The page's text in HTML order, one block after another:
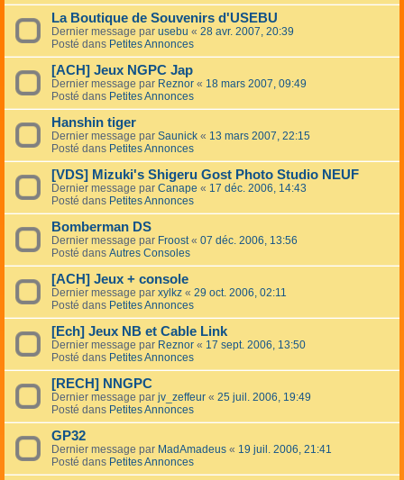
La Boutique de Souvenirs d'USEBU
Dernier message par usebu « 28 avr. 2007, 20:39
Posté dans Petites Annonces
[ACH] Jeux NGPC Jap
Dernier message par Reznor « 18 mars 2007, 09:49
Posté dans Petites Annonces
Hanshin tiger
Dernier message par Saunick « 13 mars 2007, 22:15
Posté dans Petites Annonces
[VDS] Mizuki's Shigeru Gost Photo Studio NEUF
Dernier message par Canape « 17 déc. 2006, 14:43
Posté dans Petites Annonces
Bomberman DS
Dernier message par Froost« 07 déc. 2006, 13:56
Posté dans Autres Consoles
[ACH] Jeux + console
Dernier message par xylkz « 29 oct. 2006, 02:11
Posté dans Petites Annonces
[Ech] Jeux NB et Cable Link
Dernier message par Reznor « 17 sept. 2006, 13:50
Posté dans Petites Annonces
[RECH] NNGPC
Dernier message par jv_zeffeur « 25 juil. 2006, 19:49
Posté dans Petites Annonces
GP32
Dernier message par MadAmadeus « 19 juil. 2006, 21:41
Posté dans Petites Annonces